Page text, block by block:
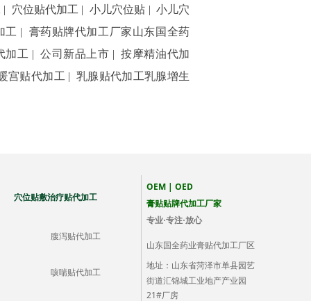
| 穴位贴代加工 | 小儿穴位贴 | 小儿穴
工 | 膏药贴牌代加工厂家山东国全药
加工 |公司新品上市 |按摩精油代加
宫贴代加工 | 乳腺贴代加工乳腺增生
OEM | OED
膏贴贴牌代加工厂家
专业·专注·放心
山东国全药业膏贴代加工厂区
地址： 山东省菏泽市单县园艺
街道汇锦城工业地产产业园
21#厂房
位贴敷治疗贴代加工
腹泻贴代加工
咳喘贴代加工